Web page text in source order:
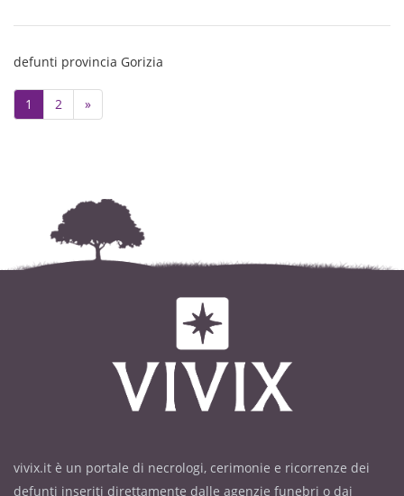
sarà possibile salutarlo dalle ore
defunti provincia Gorizia
1 2 »Next
vivix.it è un portale di necrologi, cerimonie e ricorrenze dei
defunti inseriti direttamente dalle agenzie funebri o dai